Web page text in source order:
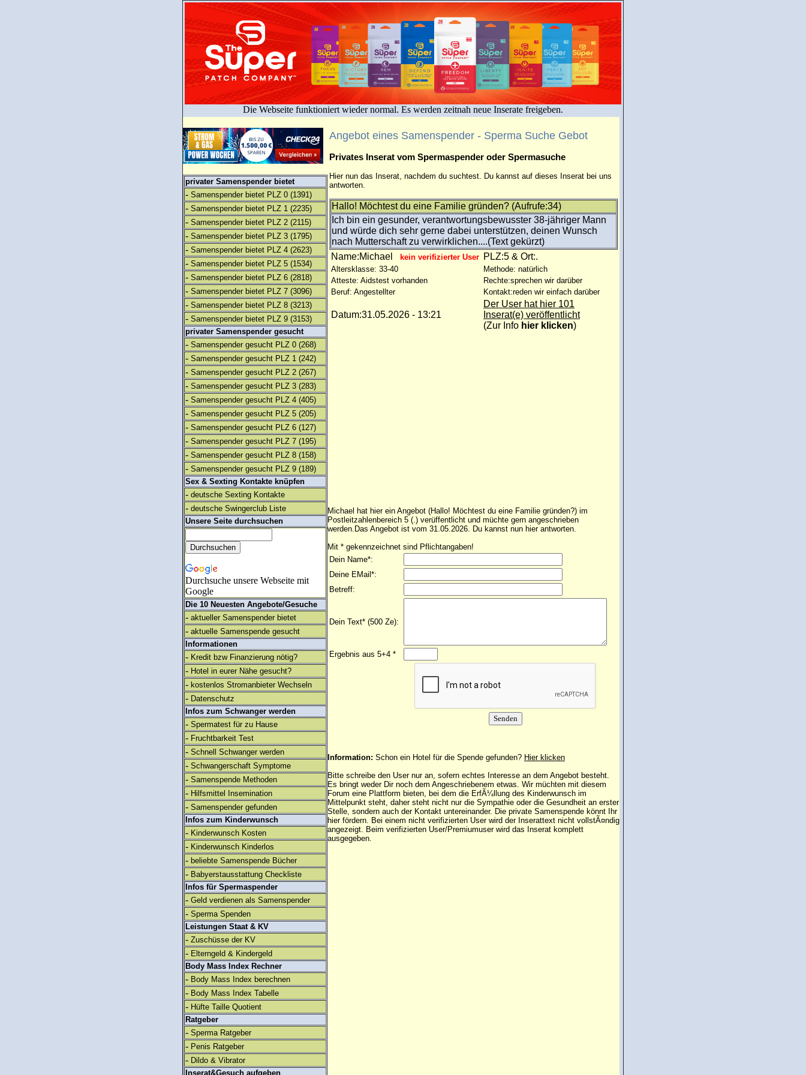
Die Webseite funktioniert wieder normal. Es werden zeitnah neue Inserate freigeben.
privater Samenspender bietet
- Samenspender bietet PLZ 0 (1391)
- Samenspender bietet PLZ 1 (2235)
- Samenspender bietet PLZ 2 (2115)
- Samenspender bietet PLZ 3 (1795)
- Samenspender bietet PLZ 4 (2623)
- Samenspender bietet PLZ 5 (1534)
- Samenspender bietet PLZ 6 (2818)
- Samenspender bietet PLZ 7 (3096)
- Samenspender bietet PLZ 8 (3213)
- Samenspender bietet PLZ 9 (3153)
privater Samenspender gesucht
- Samenspender gesucht PLZ 0 (268)
- Samenspender gesucht PLZ 1 (242)
- Samenspender gesucht PLZ 2 (267)
- Samenspender gesucht PLZ 3 (283)
- Samenspender gesucht PLZ 4 (405)
- Samenspender gesucht PLZ 5 (205)
- Samenspender gesucht PLZ 6 (127)
- Samenspender gesucht PLZ 7 (195)
- Samenspender gesucht PLZ 8 (158)
- Samenspender gesucht PLZ 9 (189)
Sex & Sexting Kontakte knüpfen
- deutsche Sexting Kontakte
- deutsche Swingerclub Liste
Unsere Seite durchsuchen
Durchsuche unsere Webseite mit
Google
Die 10 Neuesten Angebote/Gesuche
- aktueller Samenspender bietet
- aktuelle Samenspende gesucht
Informationen
- Kredit bzw Finanzierung nötig?
- Hotel in eurer Nähe gesucht?
- kostenlos Stromanbieter Wechseln
- Datenschutz
Infos zum Schwanger werden
- Spermatest für zu Hause
- Fruchtbarkeit Test
- Schnell Schwanger werden
- Schwangerschaft Symptome
- Samenspende Methoden
- Hilfsmittel Insemination
- Samenspender gefunden
Infos zum Kinderwunsch
- Kinderwunsch Kosten
- Kinderwunsch Kinderlos
- beliebte Samenspende Bücher
- Babyerstausstattung Checkliste
Infos für Spermaspender
- Geld verdienen als Samenspender
- Sperma Spenden
Leistungen Staat & KV
- Zuschüsse der KV
- Elterngeld & Kindergeld
Body Mass Index Rechner
- Body Mass Index berechnen
- Body Mass Index Tabelle
- Hüfte Taille Quotient
Ratgeber
- Sperma Ratgeber
- Penis Ratgeber
- Dildo & Vibrator
Inserat&Gesuch aufgeben
Angebot eines Samenspender - Sperma Suche Gebot
Privates Inserat vom Spermaspender oder Spermasuche
Hier nun das Inserat, nachdem du suchtest. Du kannst auf dieses Inserat bei uns
antworten.
Hallo! Möchtest du eine Familie gründen? (Aufrufe:34)
Ich bin ein gesunder, verantwortungsbewusster 38-jähriger Mann
und würde dich sehr gerne dabei unterstützen, deinen Wunsch
nach Mutterschaft zu verwirklichen....(Text gekürzt)
Name:Michael
kein verifizierter User PLZ:5 & Ort:.
Altersklasse: 33-40
Methode: natürlich
Atteste: Aidstest vorhanden
Rechte:sprechen wir darüber
Beruf: Angestellter
Kontakt:reden wir einfach darüber
Datum:31.05.2026 - 13:21
Der User hat hier 101
Inserat(e) veröffentlicht
(Zur Info hier klicken)
Michael hat hier ein Angebot (Hallo! Möchtest du eine Familie gründen?) im
Postleitzahlenbereich 5 (.) verüffentlicht und müchte gern angeschrieben
werden.Das Angebot ist vom 31.05.2026. Du kannst nun hier antworten.
Mit * gekennzeichnet sind Pflichtangaben!
Dein Name*:
Deine EMail*:
Betreff:
Dein Text* (500 Ze):
Ergebnis aus 5+4 *
Information: Schon ein Hotel für die Spende gefunden? Hier klicken
Bitte schreibe den User nur an, sofern echtes Interesse an dem Angebot besteht.
Es bringt weder Dir noch dem Angeschriebenem etwas. Wir müchten mit diesem
Forum eine Plattform bieten, bei dem die ErfÃ¼llung des Kinderwunsch im
Mittelpunkt steht, daher steht nicht nur die Sympathie oder die Gesundheit an erster
Stelle, sondern auch der Kontakt untereinander. Die private Samenspende könnt Ihr
hier fördern. Bei einem nicht verifizierten User wird der Inserattext nicht vollstÃ¤ndig
angezeigt. Beim verifizierten User/Premiumuserwird das Inserat komplett
ausgegeben.